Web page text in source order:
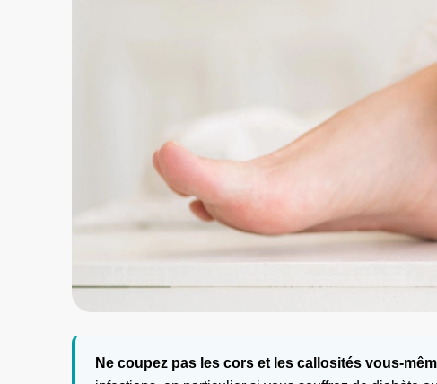
Ne coupez pas les cors et les callosités vous-